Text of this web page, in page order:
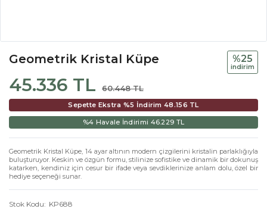
Geometrik Kristal Küpe
45.336 TL 60.448 TL
%25
i̇ndi̇ri̇m
Sepette Ekstra %5 İndirim48.156 TL
%4 Havale İndirimi 46.229 TL
Geometrik Kristal Küpe, 14 ayar altının modern çizgilerini kristalin parlaklığıyla
buluşturuyor. Keskin ve özgün formu, stilinize sofistike ve dinamik bir dokunuş
katarken, kendiniz için cesur bir ifade veya sevdiklerinize anlam dolu, özel bir
hediye seçeneği sunar.
Stok Kodu
KP688